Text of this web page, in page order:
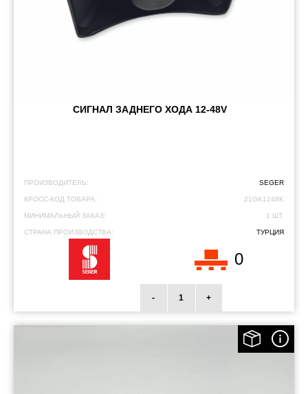
СИГНАЛ ЗАДНЕГО ХОДА 12-48V
ПРОИЗВОДИТЕЛЬ: SEGER
КРОСС-КОД ТОВАРА: 21GK1248K
МИНИМАЛЬНЫЙ ЗАКАЗ: 1 ШТ.
СТРАНА ПРОИЗВОДСТВА: ТУРЦИЯ
0
- +